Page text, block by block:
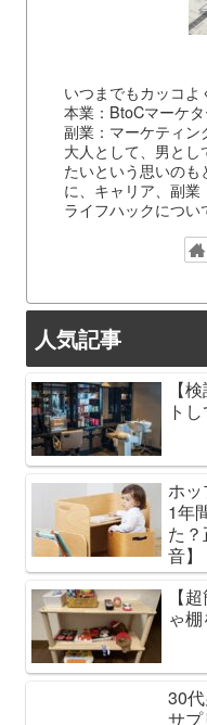
いつまでもカッコよ
本業：BtoCマーケ
副業：マーケティ
大人として、男とし
たいという思いの
に、キャリア、副業
ライフハックについ
人気記事
【
ト
ホ
1年
た
音】
【
ゃ
30
サ